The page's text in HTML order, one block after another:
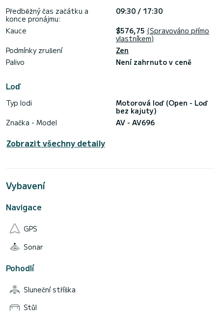
Předběžný čas začátku a
konce pronájmu:
09:30 / 17:30
Kauce
$576,75 (Spravováno přímo
vlastníkem)
Podmínky zrušení
Zen
Palivo
Není zahrnuto v ceně
Loď
Typ lodi
Motorová loď (Open - Loď
bez kajuty)
Značka - Model
AV - AV696
Zobrazit všechny detaily
Vybavení
Navigace
GPS
Sonar
Pohodlí
Sluneční stříška
Stůl